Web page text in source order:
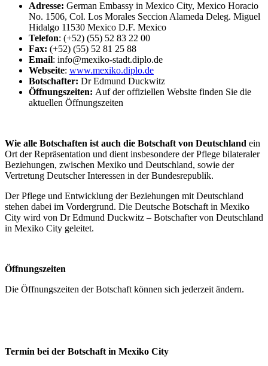
Adresse: German Embassy in Mexico City, Mexico Horacio
No. 1506, Col. Los Morales Seccion Alameda Deleg. Miguel
Hidalgo 11530 Mexico D.F. Mexico
Telefon: (+52) (55) 52 83 22 00
Fax: (+52) (55) 52 81 25 88
Email: info@mexiko-stadt.diplo.de
Webseite: www.mexiko.diplo.de
Botschafter: Dr Edmund Duckwitz
Öffnungszeiten: Auf der offiziellen Website finden Sie die
aktuellen Öffnungszeiten
Wie alle Botschaften ist auch die Botschaft von Deutschland ein
Ort der Repräsentation und dient insbesondere der Pflege bilateraler
Beziehungen, zwischen Mexiko und Deutschland, sowie der
Vertretung Deutscher Interessen in der Bundesrepublik.
Der Pflege und Entwicklung der Beziehungen mit Deutschland
stehen dabei im Vordergrund. Die Deutsche Botschaft in Mexiko
City wird von Dr Edmund Duckwitz – Botschafter von Deutschland
in Mexiko City geleitet.
Öffnungszeiten
Die Öffnungszeiten der Botschaft können sich jederzeit ändern.
Termin bei der Botschaft in Mexiko City